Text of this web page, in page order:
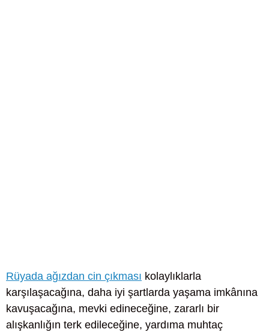
Rüyada ağızdan cin çıkması kolaylıklarla
karşılaşacağına, daha iyi şartlarda yaşama imkânına
kavuşacağına, mevki edineceğine, zararlı bir
alışkanlığın terk edileceğine, yardıma muhtaç